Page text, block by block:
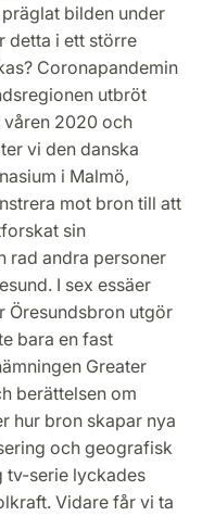
bilden under
detta i ett större
Coronapandemin
utbröt
våren 2020 och
vi den danska
i Malmö,
mot bron till att
sin
rad andra personer
I sex essäer
Öresundsbron utgör
bara en fast
Greater
berättelsen om
hur bron skapar nya
och geografisk
tv-serie lyckades
Vidare får vi ta